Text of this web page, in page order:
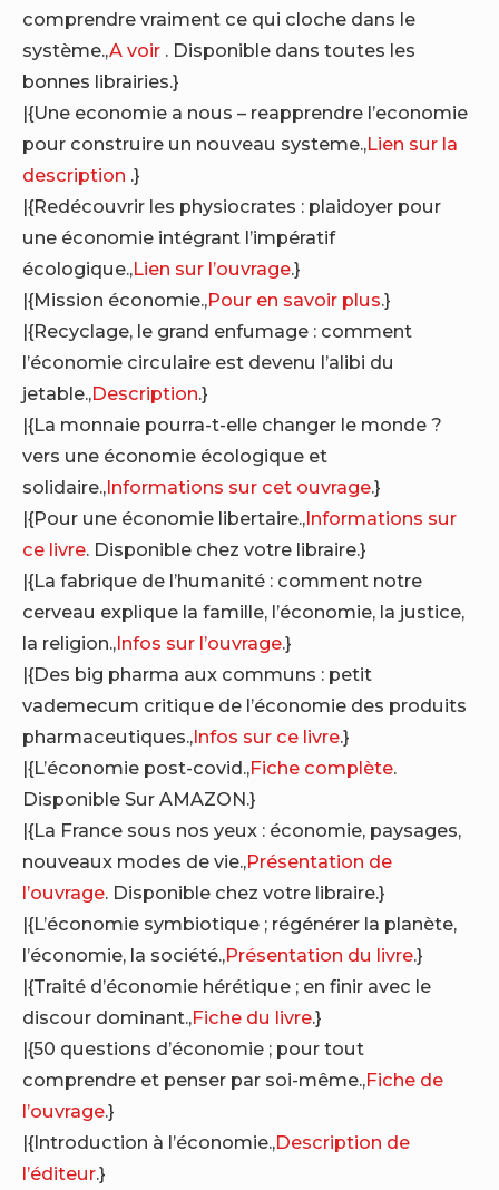
comprendre vraiment ce qui cloche dans le
système.,A voir . Disponible dans toutes les
bonnes librairies.}
|{Une economie a nous – reapprendre l’economie
pour construire un nouveau systeme.,Lien sur la
description .}
|{Redécouvrir les physiocrates : plaidoyer pour
une économie intégrant l’impératif
écologique.,Lien sur l’ouvrage.}
|{Mission économie.,Pour en savoir plus.}
|{Recyclage, le grand enfumage : comment
l’économie circulaire est devenu l’alibi du
jetable.,Description.}
|{La monnaie pourra-t-elle changer le monde ?
vers une économie écologique et
solidaire.,Informations sur cet ouvrage.}
|{Pour une économie libertaire.,Informations sur
ce livre. Disponible chez votre libraire.}
|{La fabrique de l’humanité : comment notre
cerveau explique la famille, l’économie, la justice,
la religion.,Infos sur l’ouvrage.}
|{Des big pharma aux communs : petit
vademecum critique de l’économie des produits
pharmaceutiques.,Infos sur ce livre.}
|{L’économie post-covid.,Fiche complète.
Disponible Sur AMAZON.}
|{La France sous nos yeux : économie, paysages,
nouveaux modes de vie.,Présentation de
l’ouvrage. Disponible chez votre libraire.}
|{L’économie symbiotique ; régénérer la planète,
l’économie, la société.,Présentation du livre.}
|{Traité d’économie hérétique ; en finir avec le
discour dominant.,Fiche du livre.}
|{50 questions d’économie ; pour tout
comprendre et penser par soi-même.,Fiche de
l’ouvrage.}
|{Introduction à l’économie.,Description de
l’éditeur.}